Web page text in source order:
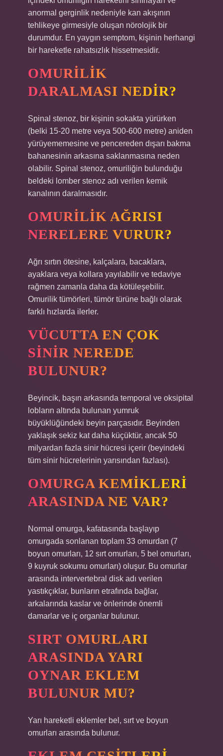
anormal gerginlik nedeniyle kan akışının
tehlikeye girmesiyle oluşan nörolojik bir
durumdur. En yaygın semptom, kişinin herhangi
bir hareketle rahatsızlık hissetmesidir.
OMURILIK
DARALMASI NEDIR?
Spinal stenoz, bir kişinin sokakta yürürken
(belki 15-20 metre veya 500-600 metre) aniden
yürüyememesine ve pencereden dışarı bakma
bahanesinin arkasına saklanmasına neden
olabilir. Spinal stenoz, omuriliğin bulunduğu
beldeki lomber stenoz adı verilen kemik
kanalının daralmasıdır.
OMURILIK AĞRISI
NERELERE VURUR?
Ağrı sırtın ötesine, kalçalara, bacaklara,
ayaklara veya kollara yayılabilir ve tedaviye
rağmen zamanla daha da kötüleşebilir.
Omurilik tümörleri, tümör türüne bağlı olarak
farklı hızlarda ilerler.
VÜCUTTA EN ÇOK
SINIR NEREDE
BULUNUR?
Beyincik, başın arkasında temporal ve oksipital
lobların altında bulunan yumruk
büyüklüğündeki beyin parçasıdır. Beyinden
yaklaşık sekiz kat daha küçüktür, ancak 50
milyardan fazla sinir hücresi içerir (beyindeki
tüm sinir hücrelerinin yarısından fazlası).
OMURGA KEMIKLERI
ARASINDA NE VAR?
Normal omurga, kafatasında başlayıp
omurgada sonlanan toplam 33 omurdan (7
boyun omurları, 12 sırt omurları, 5 bel omurları,
9 kuyruk sokumu omurları) oluşur. Bu omurlar
arasında intervertebral disk adı verilen
yastıkçıklar, bunların etrafında bağlar,
arkalarında kaslar ve önlerinde önemli
damarlar ve iç organlar bulunur.
SIRT OMURLARI
ARASINDA YARI
OYNAR EKLEM
BULUNUR MU?
Yarı hareketli eklemler bel, sırt ve boyun
omurları arasında bulunur.